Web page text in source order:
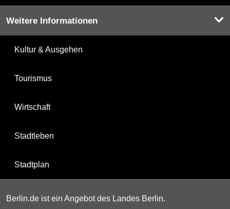
Weitere Informationen
Kultur & Ausgehen
Tourismus
Wirtschaft
Stadtleben
Stadtplan
Berlin.de ist ein Angebot des Landes Berlin.